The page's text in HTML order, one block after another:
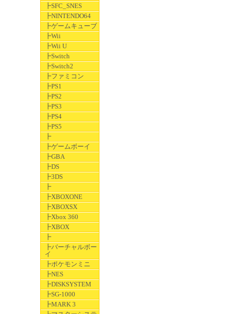
┣SFC_SNES
┣NINTENDO64
┣ゲームキューブ
┣Wii
┣Wii U
┣Switch
┣Switch2
┣ファミコン
┣PS1
┣PS2
┣PS3
┣PS4
┣PS5
┣
┣ゲームボーイ
┣GBA
┣DS
┣3DS
┣
┣XBOXONE
┣XBOXSX
┣Xbox 360
┣XBOX
┣
┣バーチャルボー
イ
┣ポケモンミニ
┣NES
┣DISKSYSTEM
┣SG-1000
┣MARK 3